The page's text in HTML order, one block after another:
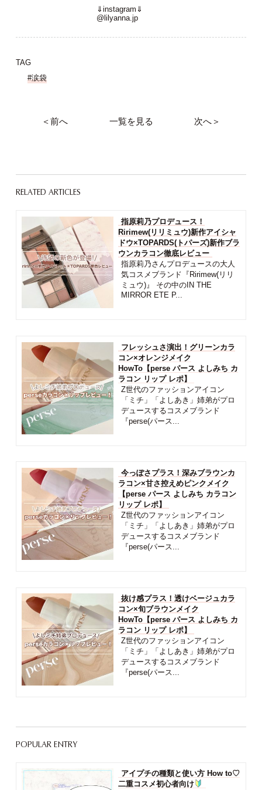
⇓instagram⇓
@lilyanna.jp
TAG
#涙袋
＜前へ 一覧を見る 次へ＞
RELATED ARTICLES
指原莉乃プロデュース！
Ririmew(リリミュウ)新作アイシャ
ドウ×TOPARDS(トパーズ)新作ブラ
ウンカラコン徹底レビュー
指原莉乃さんプロデュースの大人
気コスメブランド『Ririmew(リリ
ミュウ)』 その中のIN THE
MIRROR ETE P...
フレッシュさ演出！グリーンカラ
コン×オレンジメイク
HowTo【perse パース よしみち カ
ラコン リップ レポ】
Z世代のファッションアイコン
「ミチ」「よしあき」姉弟がプロ
デュースするコスメブランド
『perse(パース...
今っぽさプラス！深みブラウンカ
ラコン×甘さ控えめピンクメイク
【perse パース よしみち カラコン
リップ レポ】
Z世代のファッションアイコン
「ミチ」「よしあき」姉弟がプロ
デュースするコスメブランド
『perse(パース...
抜け感プラス！透けベージュカラ
コン×旬ブラウンメイク
HowTo【perse パース よしみち カ
ラコン リップ レポ】
Z世代のファッションアイコン
「ミチ」「よしあき」姉弟がプロ
デュースするコスメブランド
『perse(パース...
POPULAR ENTRY
アイプチの種類と使い方 How to♡
二重コスメ初心者向け